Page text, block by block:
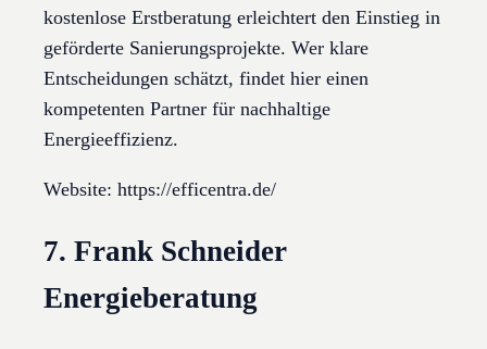
kostenlose Erstberatung erleichtert den Einstieg in
geförderte Sanierungsprojekte. Wer klare
Entscheidungen schätzt, findet hier einen
kompetenten Partner für nachhaltige
Energieeffizienz.
Website: https://efficentra.de/
7. Frank Schneider
Energieberatung